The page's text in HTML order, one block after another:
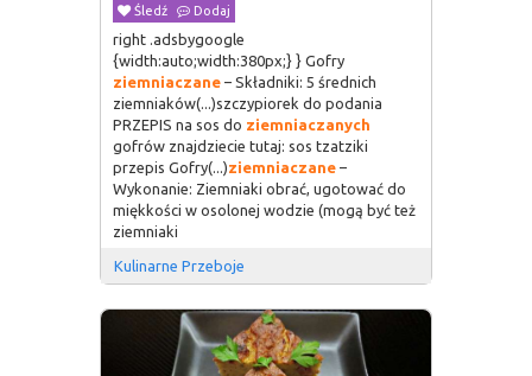
Śledź
Dodaj
right .adsbygoogle
{width:auto;width:380px;} } Gofry
ziemniaczane – Składniki: 5 średnich
ziemniaków(...)szczypiorek do podania
PRZEPIS na sos do ziemniaczanych
gofrów znajdziecie tutaj: sos tzatziki
przepis Gofry(...)ziemniaczane –
Wykonanie: Ziemniaki obrać, ugotować do
miękkości w osolonej wodzie (mogą być też
ziemniaki
Kulinarne Przeboje